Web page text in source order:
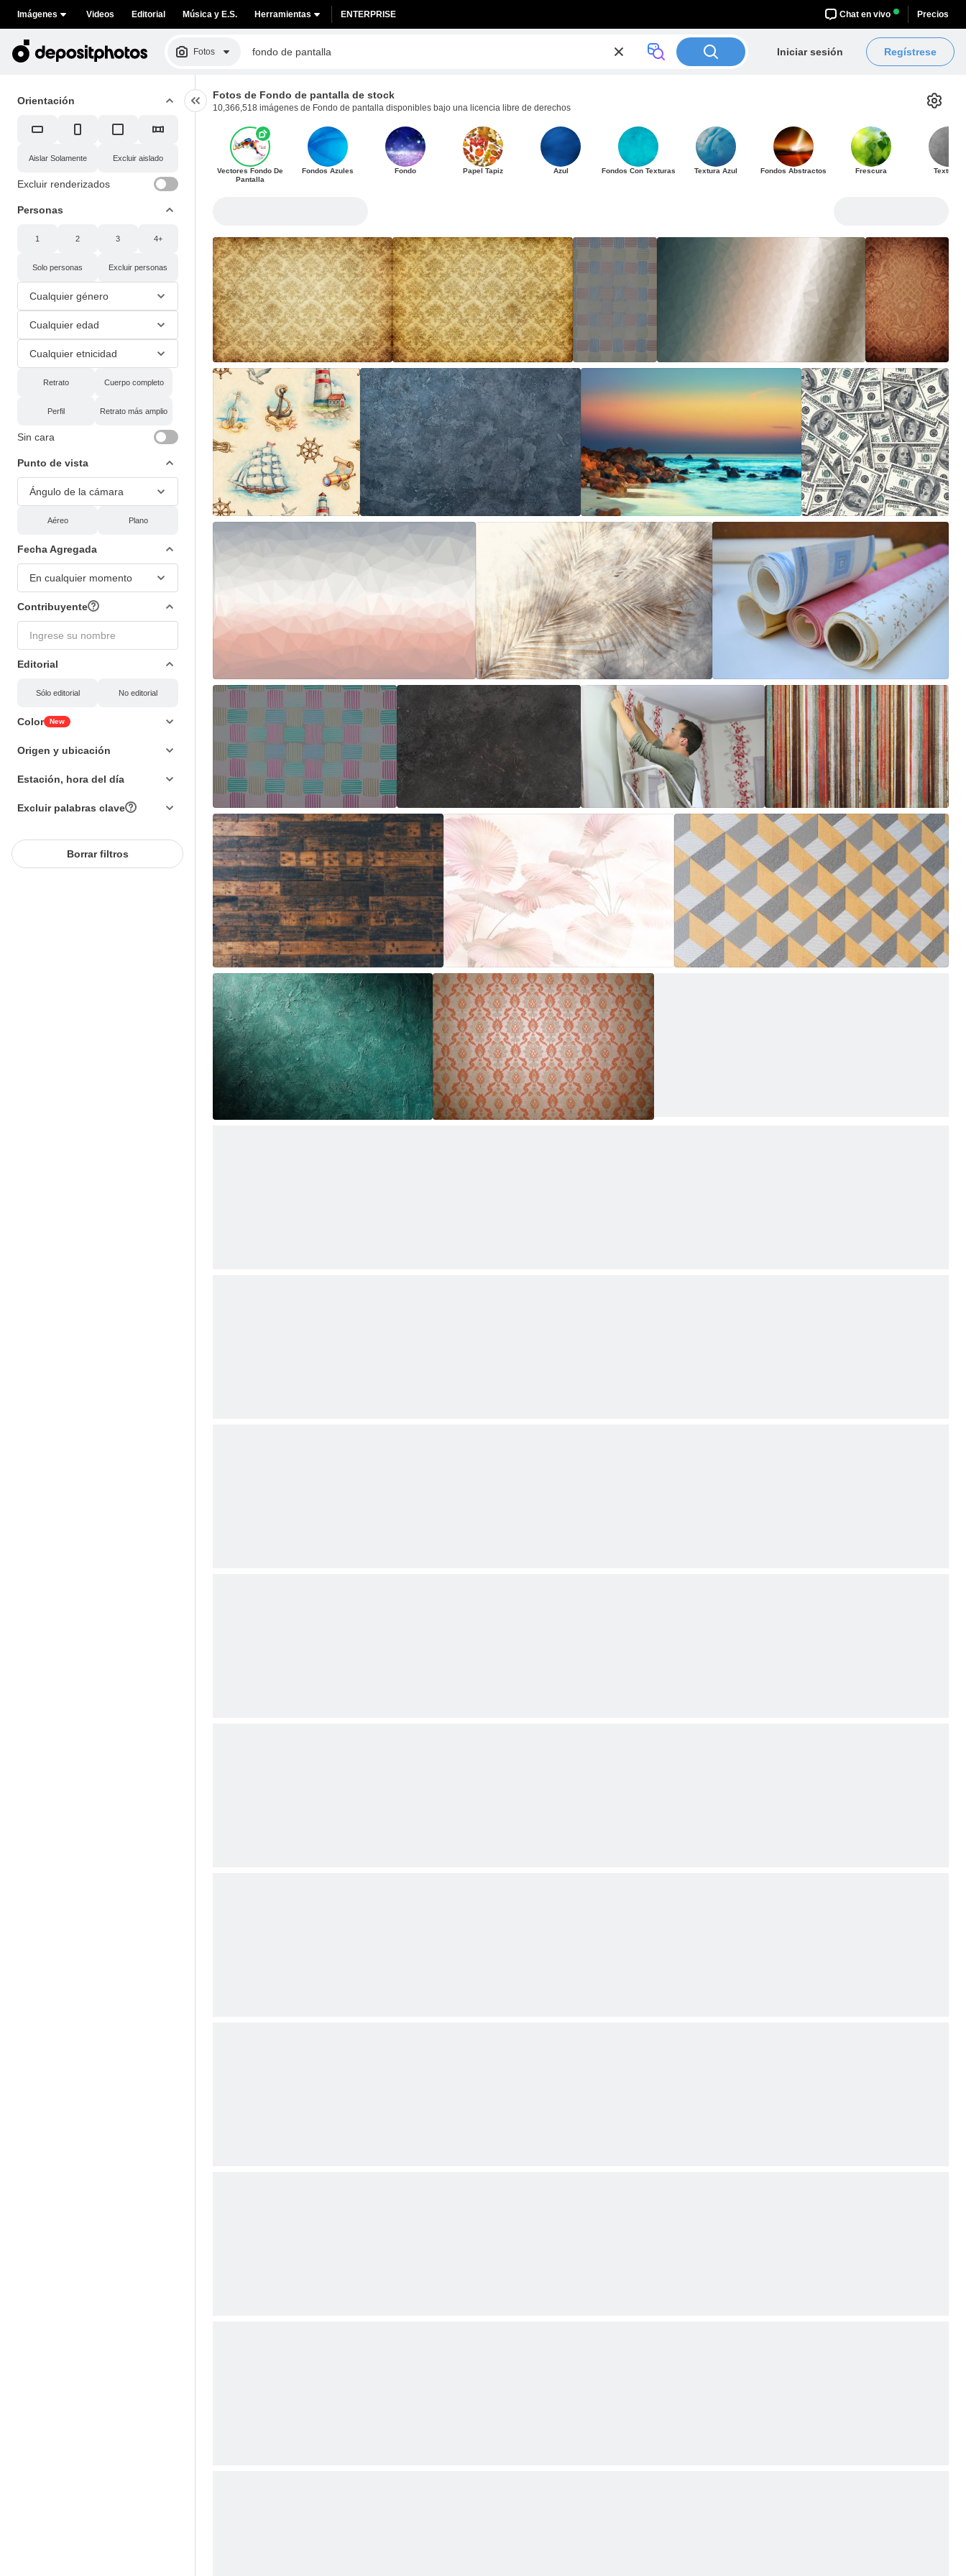
Imágenes Videos Editorial Música y E.S. Herramientas ENTERPRISE Chat en vivo Precios
Fotos Iniciar sesión Regístrese
Orientación
Aislar Solamente Excluir aislado
Excluir renderizados
Personas
1 2 3 4+
Solo personas Excluir personas
Cualquier género
Cualquier edad
Cualquier etnicidad
Retrato Cuerpo completo
Perfil Retrato más amplio
Sin cara
Punto de vista
Ángulo de la cámara
Aéreo Plano
Fecha Agregada
En cualquier momento
Contribuyente
Ingrese su nombre
Editorial
Sólo editorial No editorial
Color New
Origen y ubicación
Estación, hora del día
Excluir palabras clave
Borrar filtros
Fotos de Fondo de pantalla de stock
10,366,518 imágenes de Fondo de pantalla disponibles bajo una licencia libre de derechos
Vectores Fondo De
Pantalla
Fondos Azules Fondo Papel Tapiz Azul Fondos Con Texturas Textura Azul Fondos Abstractos Frescura Texturas